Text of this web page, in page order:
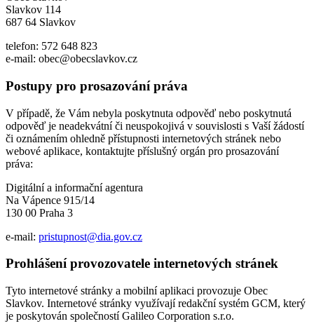
Slavkov 114
687 64 Slavkov
telefon: 572 648 823
e-mail: obec@obecslavkov.cz
Postupy pro prosazování práva
V případě, že Vám nebyla poskytnuta odpověď nebo poskytnutá
odpověď je neadekvátní či neuspokojivá v souvislosti s Vaší žádostí
či oznámením ohledně přístupnosti internetových stránek nebo
webové aplikace, kontaktujte příslušný orgán pro prosazování
práva:
Digitální a informační agentura
Na Vápence 915/14
130 00 Praha 3
e-mail: pristupnost@dia.gov.cz
Prohlášení provozovatele internetových stránek
Tyto internetové stránky a mobilní aplikaci provozuje Obec
Slavkov. Internetové stránky využívají redakční systém GCM, který
je poskytován společností Galileo Corporation s.r.o.